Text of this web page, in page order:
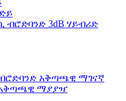
ብሮድባንድ 3dB ሃይብሪድ
አቅጣጫዊ ማገናኛ
ማያያዣ